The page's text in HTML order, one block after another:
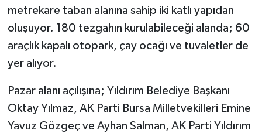
metrekare taban alanına sahip iki katlı yapıdan
oluşuyor. 180 tezgahın kurulabileceği alanda; 60
araçlık kapalı otopark, çay ocağı ve tuvaletler de
yer alıyor.
Pazar alanı açılışına; Yıldırım Belediye Başkanı
Oktay Yılmaz, AK Parti Bursa Milletvekilleri Emine
Yavuz Gözgeç ve Ayhan Salman, AK Parti Yıldırım